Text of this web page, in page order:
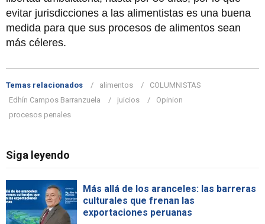
evitar jurisdicciones a las alimentistas es una buena
medida para que sus procesos de alimentos sean
más céleres.
Temas relacionados alimentos
COLUMNISTAS
Edhín Campos Barranzuela
juicios
Opinion
procesos penales
Siga leyendo
Más allá de los aranceles: las barreras
culturales que frenan las
exportaciones peruanas